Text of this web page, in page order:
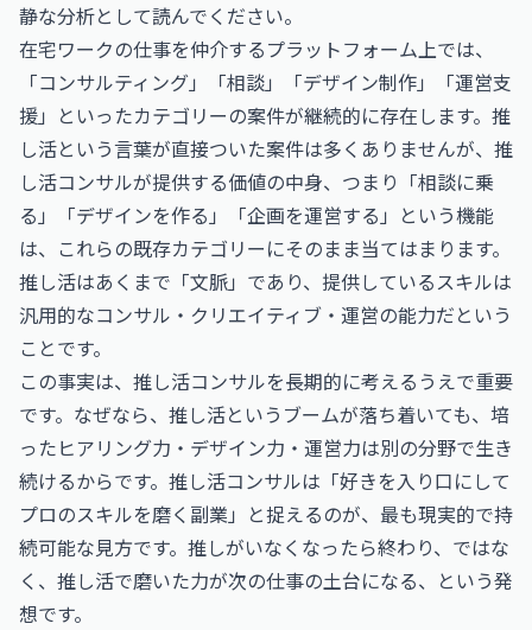
静な分析として読んでください。
在宅ワークの仕事を仲介するプラットフォーム上では、
「コンサルティング」「相談」「デザイン制作」「運営支
援」といったカテゴリーの案件が継続的に存在します。推
し活という言葉が直接ついた案件は多くありませんが、推
し活コンサルが提供する価値の中身、つまり「相談に乗
る」「デザインを作る」「企画を運営する」という機能
は、これらの既存カテゴリーにそのまま当てはまります。
推し活はあくまで「文脈」であり、提供しているスキルは
汎用的なコンサル・クリエイティブ・運営の能力だという
ことです。
この事実は、推し活コンサルを長期的に考えるうえで重要
です。なぜなら、推し活というブームが落ち着いても、培
ったヒアリング力・デザイン力・運営力は別の分野で生き
続けるからです。推し活コンサルは「好きを入り口にして
プロのスキルを磨く副業」と捉えるのが、最も現実的で持
続可能な見方です。推しがいなくなったら終わり、ではな
く、推し活で磨いた力が次の仕事の土台になる、という発
想です。